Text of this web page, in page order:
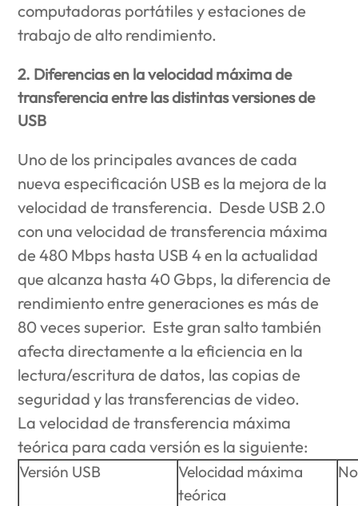
computadoras portátiles y estaciones de
trabajo de alto rendimiento.
2. Diferencias en la velocidad máxima de
transferencia entre las distintas versiones de
USB
Uno de los principales avances de cada
nueva especificación USB es la mejora de la
velocidad de transferencia. Desde USB 2.0
con una velocidad de transferencia máxima
de 480 Mbps hasta USB 4 en la actualidad
que alcanza hasta 40 Gbps, la diferencia de
rendimiento entre generaciones es más de
80 veces superior. Este gran salto también
afecta directamente a la eficiencia en la
lectura/escritura de datos, las copias de
seguridad y las transferencias de video.
La velocidad de transferencia máxima
teórica para cada versión es la siguiente:
Versión USB
Velocidad máxima
teórica